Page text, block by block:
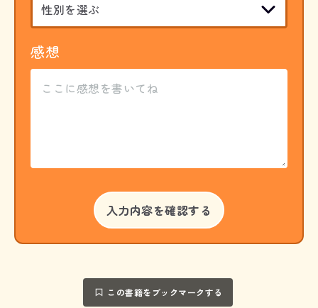
感想
この書籍をブックマークする